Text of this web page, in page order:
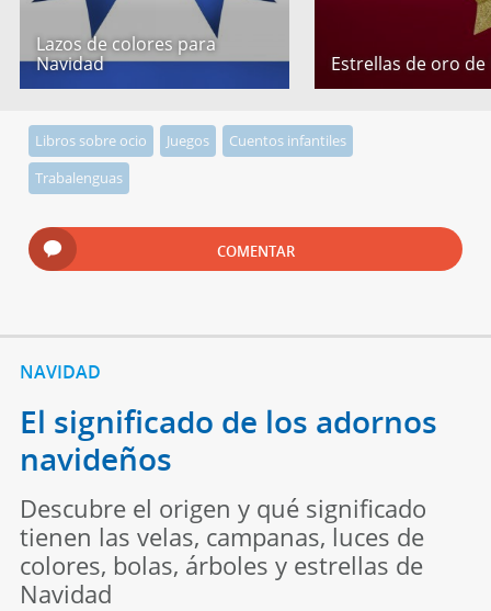
Lazos de colores para
Navidad
Estrellas de oro de
Libros sobre ocio Juegos
Cuentos infantiles
Trabalenguas
COMENTAR
NAVIDAD
El significado de los adornos
navideños
Descubre el origen y qué significado
tienen las velas, campanas, luces de
colores, bolas, árboles y estrellas de
Navidad